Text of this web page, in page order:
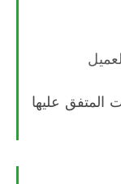
المتفق عليها